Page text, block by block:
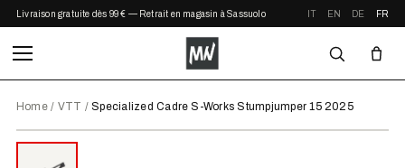
Livraison gratuite dès 99 € — Retrait en magasin à Sassuolo IT EN DE FR
Home/ VTT / Specialized Cadre S-Works Stumpjumper 15 2025
⤢ ZOOM